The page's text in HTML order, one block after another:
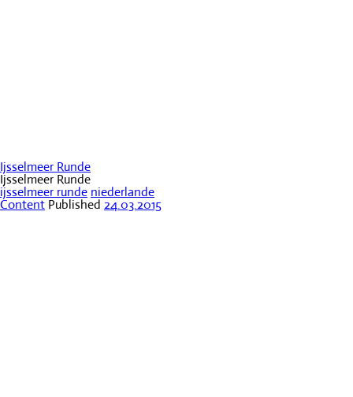
Ijsselmeer Runde
Ijsselmeer Runde
ijsselmeer runde niederlande
Content Published 24.03.2015